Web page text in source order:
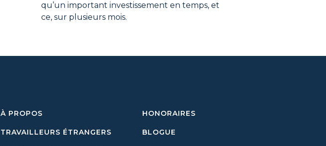
qu’un important investissement en temps, et
ce, sur plusieurs mois.
À PROPOS
TRAVAILLEURS ÉTRANGERS
HONORAIRES
BLOGUE